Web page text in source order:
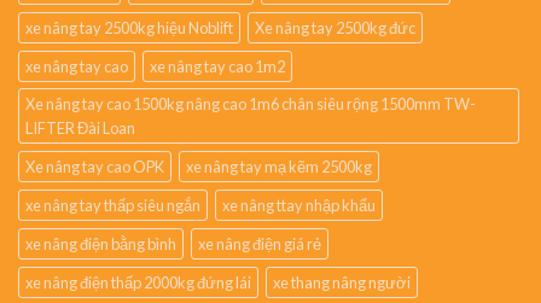
xe nâng tay 2500kg hiệu Noblift
Xe nâng tay 2500kg đức
xe nâng tay cao
xe nâng tay cao 1m2
Xe nâng tay cao 1500kg nâng cao 1m6 chân siêu rộng 1500mm TW-
LIFTER Đài Loan
Xe nâng tay cao OPK
xe nâng tay mạ kẽm 2500kg
xe nâng tay thấp siêu ngắn
xe nâng ttay nhập khẩu
xe nâng điện bằng bình
xe nâng điện giá rẻ
xe nâng điện thấp 2000kg đứng lái
xe thang nâng người